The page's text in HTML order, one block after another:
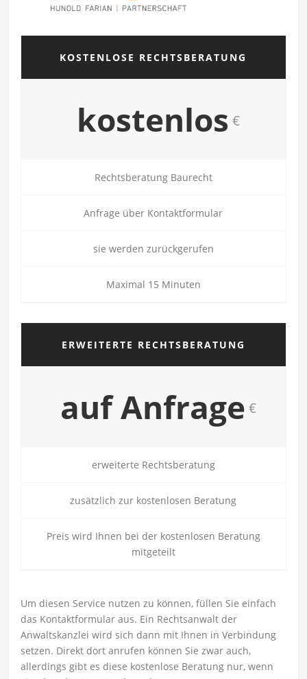
KOSTENLOSE RECHTSBERATUNG
kostenlos €
Rechtsberatung Baurecht
Anfrage über Kontaktformular
sie werden zurückgerufen
Maximal 15 Minuten
ERWEITERTE RECHTSBERATUNG
auf Anfrage €
erweiterte Rechtsberatung
zusätzlich zur kostenlosen Beratung
Preis wird Ihnen bei der kostenlosen Beratung
mitgeteilt
Um diesen Service nutzen zu können, füllen Sie einfach
das Kontaktformular aus. Ein Rechtsanwalt der
Anwaltskanzlei wird sich dann mit Ihnen in Verbindung
setzen. Direkt dort anrufen können Sie zwar auch,
allerdings gibt es diese kostenlose Beratung nur, wenn